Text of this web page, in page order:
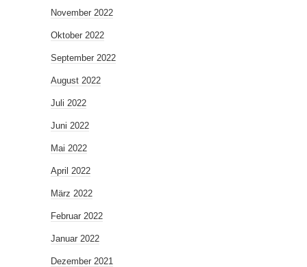
November 2022
Oktober 2022
September 2022
August 2022
Juli 2022
Juni 2022
Mai 2022
April 2022
März 2022
Februar 2022
Januar 2022
Dezember 2021